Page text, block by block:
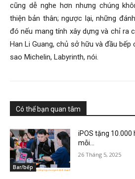
cũng dễ nghe hơn nhưng chúng
thiện bản thân; ngược lại, những
đó nếu mang tính xây dựng và chỉ ra
Han Li Guang, chủ sở hữu và đầu
sao Michelin, Labyrinth, nói.
Có thể bạn quan tâm
Bar/bếp
iPOS tặng 10.000
mỗi...
26 Tháng 5, 2025